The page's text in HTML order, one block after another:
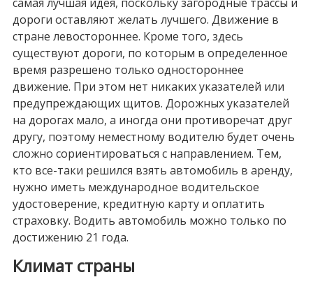
дороги оставляют желать лучшего. Движение в
стране левостороннее. Кроме того, здесь
существуют дороги, по которым в определенное
время разрешено только одностороннее
движение. При этом нет никаких указателей или
предупреждающих щитов. Дорожных указателей
на дорогах мало, а иногда они противоречат друг
другу, поэтому неместному водителю будет очень
сложно сориентироваться с направлением. Тем,
кто все-таки решился взять автомобиль в аренду,
нужно иметь международное водительское
удостоверение, кредитную карту и оплатить
страховку. Водить автомобиль можно только по
достижению 21 года.
Климат страны